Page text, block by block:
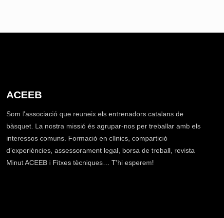
ACEEB
Som l’associació que reuneix els entrenadors catalans de
bàsquet. La nostra missió és agrupar-nos per treballar amb els
interessos comuns. Formació en clínics, compartició
d’experiències, assessorament legal, borsa de treball, revista
Minut ACEEB i Fitxes tècniques… T’hi esperem!